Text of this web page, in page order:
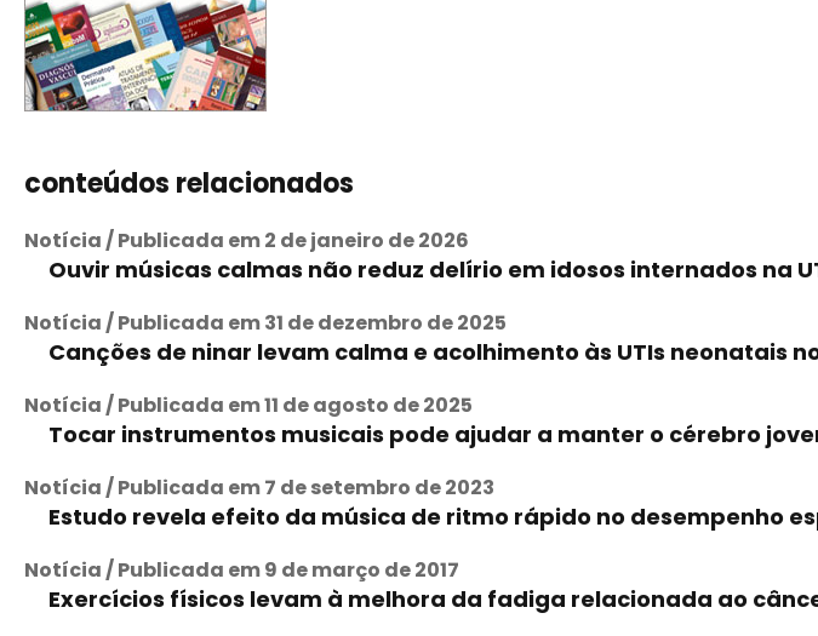
conteúdos relacionados
Notícia / Publicada em 2 de janeiro de 2026
Ouvir músicas calmas não reduz delírio em idosos internados na
Notícia / Publicada em 31 de dezembro de 2025
Canções de ninar levam calma e acolhimento às UTIs neonatais
Notícia / Publicada em 11 de agosto de 2025
Tocar instrumentos musicais pode ajudar a manter o cérebro
Notícia / Publicada em 7 de setembro de 2023
Estudo revela efeito da música de ritmo rápido no desempenho
Notícia / Publicada em 9 de março de 2017
Exercícios físicos levam à melhora da fadiga relacionada ao